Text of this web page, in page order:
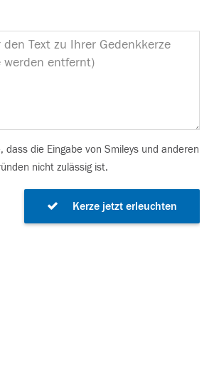
dass die Eingabe von Smileys und anderen
nicht zulässig ist.
Kerze jetzt erleuchten